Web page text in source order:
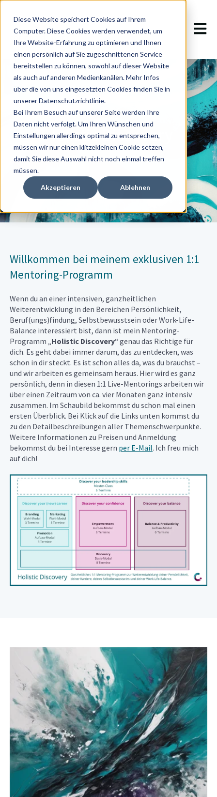
Diese Website speichert Cookies auf Ihrem
Computer. Diese Cookies werden verwendet, um
Ihre Website-Erfahrung zu optimieren und Ihnen
einen persönlich auf Sie zugeschnittenen Service
bereitstellen zu können, sowohl auf dieser Website
als auch auf anderen Medienkanälen. Mehr Infos
über die von uns eingesetzten Cookies finden Sie in
unserer Datenschutzrichtlinie.
Bei Ihrem Besuch auf unserer Seite werden Ihre
Daten nicht verfolgt. Um Ihren Wünschen und
Einstellungen allerdings optimal zu entsprechen,
müssen wir nur einen klitzekleinen Cookie setzen,
damit Sie diese Auswahl nicht noch einmal treffen
müssen.
Akzeptieren Ablehnen
Holistic Discovery
Willkommen bei meinem exklusiven 1:1
Mentoring-Programm
Wenn du an einer intensiven, ganzheitlichen
Weiterentwicklung in den Bereichen Persönlichkeit,
Beruf(ungs)findung, Selbstbewusstsein oder Work-Life-
Balance interessiert bist, dann ist mein Mentoring-
Programm „ Holistic Discovery“ genau das Richtige für
dich. Es geht dabei immer darum, das zu entdecken, was
schon in dir steckt. Es ist schon alles da, was du brauchst –
und wir arbeiten es gemeinsam heraus. Hier wird es ganz
persönlich, denn in diesen 1:1 Live-Mentorings arbeiten wir
über einen Zeitraum von ca. vier Monaten ganz intensiv
zusammen. Im Schaubild bekommst du schon mal einen
ersten Überblick. Bei Klick auf die Links unten kommst du
zu den Detailbeschreibungen aller Themenschwerpunkte.
Weitere Informationen zu Preisen und Anmeldung
bekommst du bei Interesse gern per E-Mail. Ich freu mich
auf dich!